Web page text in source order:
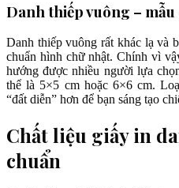
Danh thiếp vuông –
Danh thiếp vuông rất khác lạ và
chuẩn hình chữ nhật. Chính vì
hướng được nhiều người lựa
thể là 5×5 cm hoặc 6×6 cm.
“đất diễn” hơn để bạn sáng tạo
Chất liệu giấy in
chuẩn